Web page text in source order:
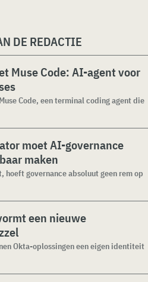
DE REDACTIE
Muse Code: AI-agent voor
Code, een terminal coding agent die
moet AI-governance
maken
hoeft governance absoluut geen rem op
een nieuwe
Okta-oplossingen een eigen identiteit